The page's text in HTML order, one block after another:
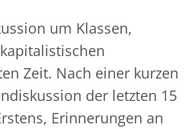
um Klassen,
Zeit. Nach einer kurzen
der letzten 15
Erinnerungen an